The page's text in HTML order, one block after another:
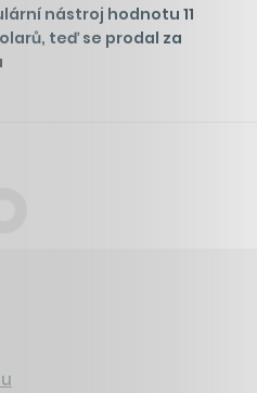
nástroj hodnotu 11
teď se prodal za